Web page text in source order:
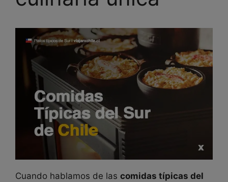
Cuando hablamos de las comidas típicas del